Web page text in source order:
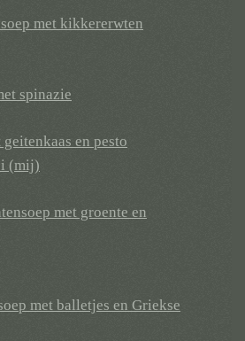
met kikkererwten
spinazie
en pesto
(mij)
met groente en
met balletjes en Griekse